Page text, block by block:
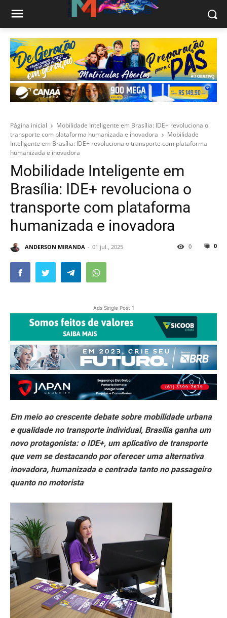
Página inicial
Mobilidade Inteligente em Brasília: IDE+ revoluciona o
transporte com plataforma humanizada e inovadora
Mobilidade
Inteligente em Brasília: IDE+ revoluciona o transporte com plataforma
humanizada e inovadora
Mobilidade Inteligente em
Brasília: IDE+ revoluciona o
transporte com plataforma
humanizada e inovadora
ANDERSON MIRANDA 01 jul., 2025 0
0
Ads Single Post 1
Em meio ao crescente debate sobre mobilidade urbana
e qualidade no transporte individual, Brasília ganha um
novo protagonista: o IDE+, um aplicativo de transporte
que vem se destacando por oferecer uma alternativa
inovadora, humanizada e centrada tanto no passageiro
quanto no motorista